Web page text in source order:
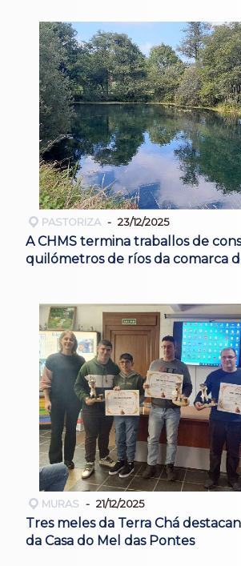
PASTORIZA 23/12/2025
A CHMS termina traballos de
quilómetros de ríos da comarca
MURAS 21/12/2025
Tres meles da Terra Chá
da Casa do Mel das Pontes